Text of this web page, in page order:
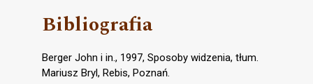
Bibliografia
Berger John i in., 1997, Sposoby widzenia, tłum.
Mariusz Bryl, Rebis, Poznań.